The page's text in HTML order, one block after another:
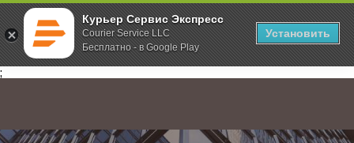
Курьер Сервис Экспресс
Courier Service LLC
Бесплатно - в Google Play
Установить
;
Главная О компании Новости Работа в майские праздники